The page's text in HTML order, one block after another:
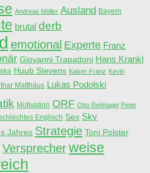
Andreas Möller Ausland Bayern
brutal derb
emotional Experte Franz
Giovanni Trapattoni Hans Krankl
Huub Stevens Kaiser Franz Kevin
Matthäus Lukas Podolski
Motivation ORF Otto Rehhagel Peter
Englisch Sex Sky
Jahres Strategie Toni Polster
Versprecherweise